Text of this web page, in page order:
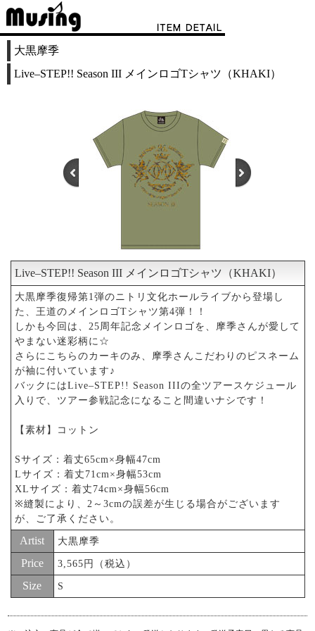
大黒摩季
Live–STEP!! Season III メインロゴTシャツ（KHAKI）
Live–STEP!! Season III メインロゴTシャツ（KHAKI）
大黒摩季復帰第1弾のニトリ文化ホールライブから登場し
た、王道のメインロゴTシャツ第4弾！！
しかも今回は、25周年記念メインロゴを、摩季さんが愛して
やまない迷彩柄に☆
さらにこちらのカーキのみ、摩季さんこだわりのピスネーム
が袖に付いています♪
バックにはLive–STEP!! Season IIIの全ツアースケジュール
入りで、ツアー参戦記念になること間違いナシです！
【素材】コットン
Sサイズ：着丈65cm×身幅47cm
Lサイズ：着丈71cm×身幅53cm
XLサイズ：着丈74cm×身幅56cm
※縫製により、2～3cmの誤差が生じる場合がございます
が、ご了承ください。
Artist 大黒摩季
Price 3,565円（税込）
Size S